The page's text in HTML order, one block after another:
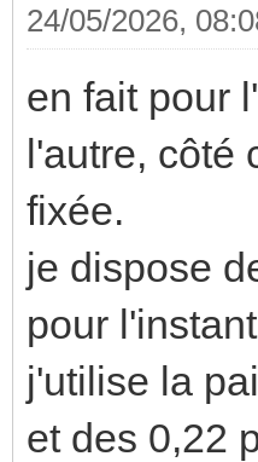
24/05/2026,
en fait pour
l'autre, côté
fixée.
je dispose
pour
j'utilise la
et des 0,22